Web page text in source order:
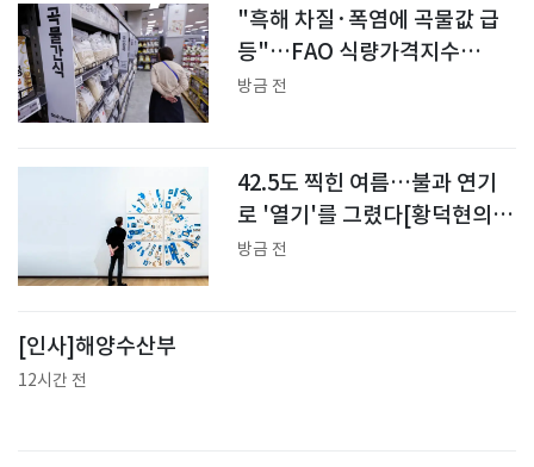
"흑해 차질·폭염에 곡물값 급
등"…FAO 식량가격지수
0.6%↑
방금 전
42.5도 찍힌 여름…불과 연기
로 '열기'를 그렸다[황덕현의
기후 한 편]
방금 전
[인사]해양수산부
12시간 전